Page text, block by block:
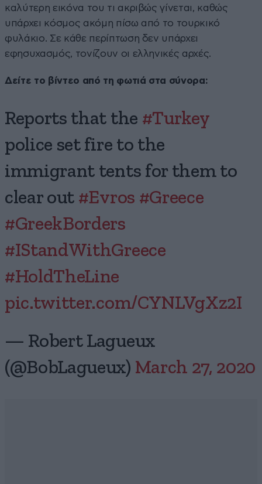
καλύτερη εικόνα του τι ακριβώς γίνεται, καθώς
υπάρχει κόσμος ακόμη πίσω από το τουρκικό
φυλάκιο. Σε κάθε περίπτωση δεν υπάρχει
εφησυχασμός, τονίζουν οι ελληνικές αρχές.
Δείτε το βίντεο από τη φωτιά στα σύνορα:
Reports that the #Turkey
police set fire to the
immigrant tents for them to
clear out #Evros #Greece
#GreekBorders
#IStandWithGreece
#HoldTheLine
pic.twitter.com/CYNLVgXz2I
— Robert Lagueux
(@BobLagueux) March 27, 2020